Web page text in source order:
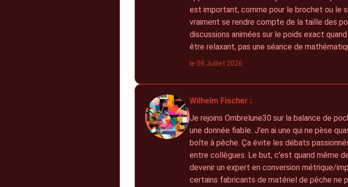
est important, comme pour le brochet ou le
vraiment se rendre compte de la taille des
discussions animées sur le poids exact
être relaxant, pas une séance de
le 08 Juillet 2026
Wilhelm Fischer :
Je rejoins Ombrelune30 sur la balance de
une donnée fiable. J'en ai une qui ne pèse
boîte à pêche. Ça évite les débats
entre collègues. Le but, c'est quand même
devenir un expert en conversion métrique/
certains fabricants de matériel de pêche ne